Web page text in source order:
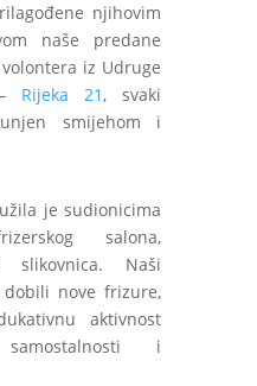
njihovim
naše predane
iz Udruge
Rijeka 21, svaki
smijehom i
je sudionicima
salona,
slikovnica. Naši
nove frizure,
aktivnost
i